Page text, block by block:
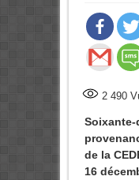
2 490
Soixante-
de la
16